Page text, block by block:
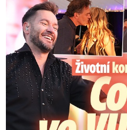
Koncert Ztraceného na